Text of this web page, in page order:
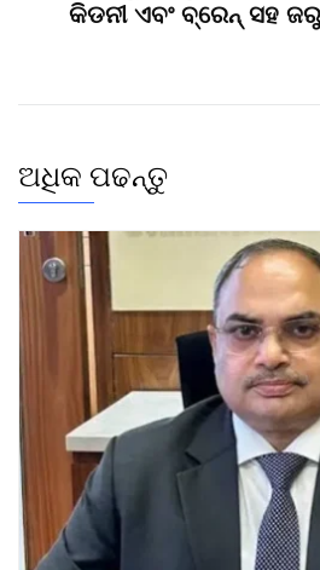
କିଡନୀ ଏବଂ ବ୍ରେନ୍ ସହ
ଅଧିକ ପଢନ୍ତୁ